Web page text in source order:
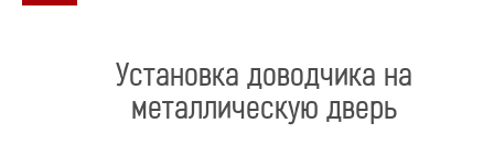
Установка доводчика на
металлическую дверь